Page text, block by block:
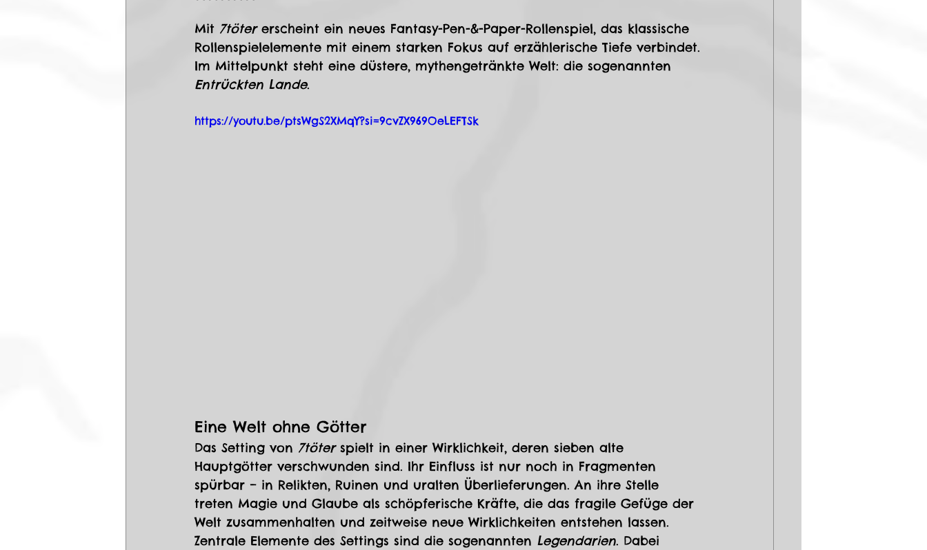
Mit 7töter erscheint ein neues Fantasy-Pen-&-Paper-Rollenspiel, das klassische
Rollenspielelemente mit einem starken Fokus auf erzählerische Tiefe verbindet.
Im Mittelpunkt steht eine düstere, mythengetränkte Welt: die sogenannten
Entrückten Lande.
https://youtu.be/ptsWgS2XMqY?si=9cvZX969OeLEFTSk
Eine Welt ohne Götter
Das Setting von 7töter spielt in einer Wirklichkeit, deren sieben alte
Hauptgötter verschwunden sind. Ihr Einfluss ist nur noch in Fragmenten
spürbar – in Relikten, Ruinen und uralten Überlieferungen. An ihre Stelle
treten Magie und Glaube als schöpferische Kräfte, die das fragile Gefüge der
Welt zusammenhalten und zeitweise neue Wirklichkeiten entstehen lassen.
Zentrale Elemente des Settings sind die sogenannten Legendarien. Dabei